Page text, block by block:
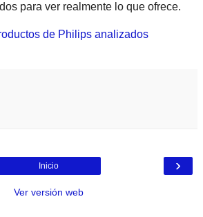
para ver realmente lo que ofrece.
de Philips analizados
›
Inicio
Ver versión web